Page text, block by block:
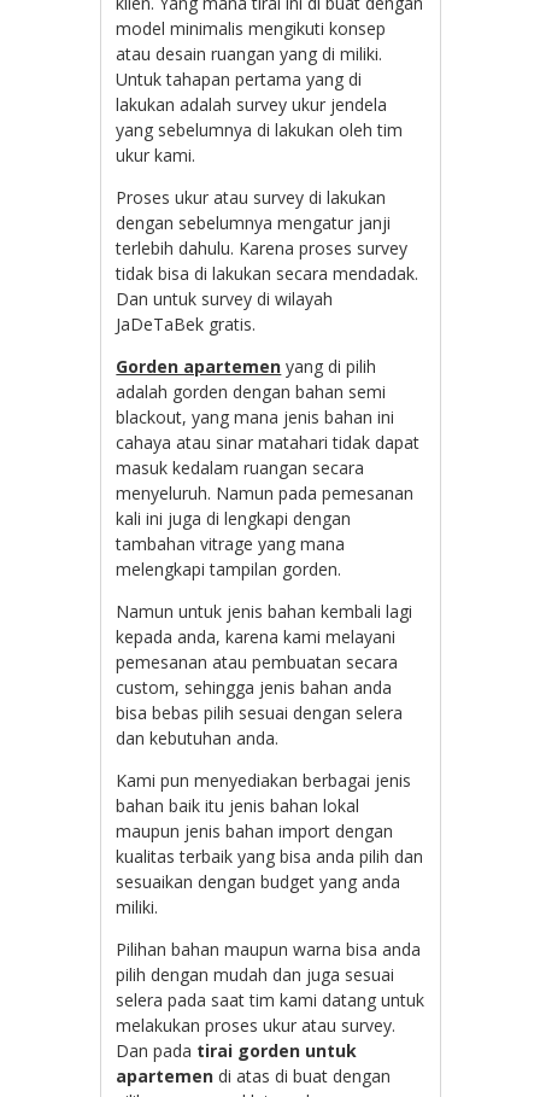
model minimalis mengikuti konsep
atau desain ruangan yang di miliki.
Untuk tahapan pertama yang di
lakukan adalah survey ukur jendela
yang sebelumnya di lakukan oleh tim
ukur kami.
Proses ukur atau survey di lakukan
dengan sebelumnya mengatur janji
terlebih dahulu. Karena proses survey
tidak bisa di lakukan secara mendadak.
Dan untuk survey di wilayah
JaDeTaBek gratis.
Gorden apartemen yang di pilih
adalah gorden dengan bahan semi
blackout, yang mana jenis bahan ini
cahaya atau sinar matahari tidak dapat
masuk kedalam ruangan secara
menyeluruh. Namun pada pemesanan
kali ini juga di lengkapi dengan
tambahan vitrage yang mana
melengkapi tampilan gorden.
Namun untuk jenis bahan kembali lagi
kepada anda, karena kami melayani
pemesanan atau pembuatan secara
custom, sehingga jenis bahan anda
bisa bebas pilih sesuai dengan selera
dan kebutuhan anda.
Kami pun menyediakan berbagai jenis
bahan baik itu jenis bahan lokal
maupun jenis bahan import dengan
kualitas terbaik yang bisa anda pilih dan
sesuaikan dengan budget yang anda
miliki.
Pilihan bahan maupun warna bisa anda
pilih dengan mudah dan juga sesuai
selera pada saat tim kami datang untuk
melakukan proses ukur atau survey.
Dan pada tirai gorden untuk
apartemen di atas di buat dengan